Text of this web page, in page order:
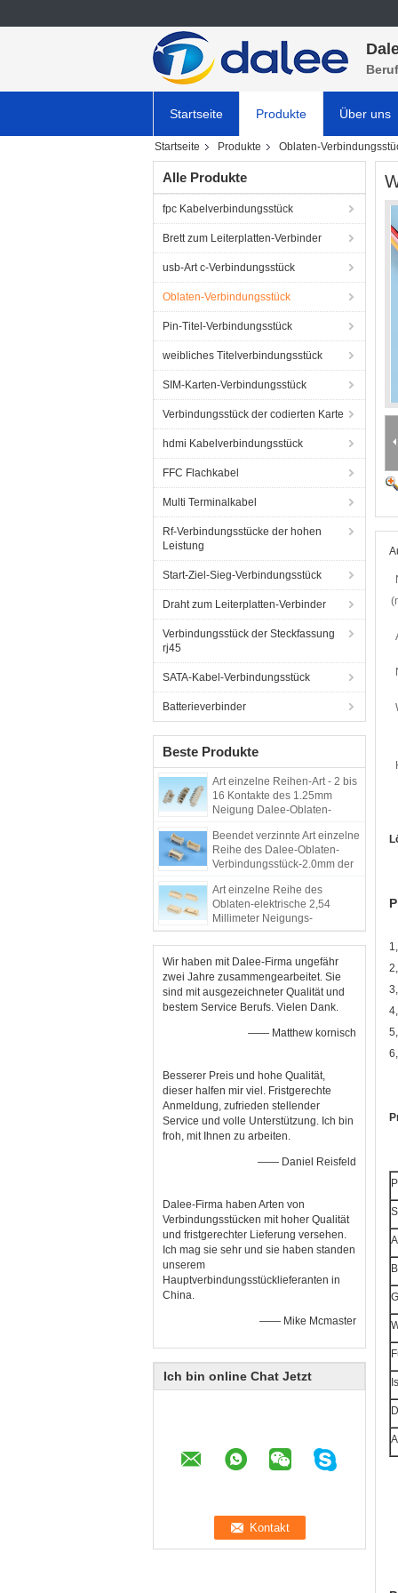
Startseite Produkte Über uns
Startseite Produkte Oblaten-
Alle Produkte
fpc Kabelverbindungsstück
Brett zum Leiterplatten-Verbinder
usb-Art c-Verbindungsstück
Oblaten-Verbindungsstück
Pin-Titel-Verbindungsstück
weibliches Titelverbindungsstück
SIM-Karten-Verbindungsstück
Verbindungsstück der codierten Karte
hdmi Kabelverbindungsstück
FFC Flachkabel
Multi Terminalkabel
Rf-Verbindungsstücke der hohen
Leistung
Start-Ziel-Sieg-Verbindungsstück
Draht zum Leiterplatten-Verbinder
Verbindungsstück der Steckfassung
rj45
SATA-Kabel-Verbindungsstück
Batterieverbinder
Beste Produkte
Art einzelne Reihen-Art - 2 bis
16 Kontakte des 1.25mm
Neigung Dalee-Oblaten-
Beendet verzinnte Art einzelne
Reihe des Dalee-Oblaten-
Verbindungsstück-2.0mm der
Art einzelne Reihe des
Oblaten-elektrische 2,54
Millimeter Neigungs-
Verbindungsstück-AB beendet
verzinnt
Wir haben mit Dalee-Firma ungefähr
zwei Jahre zusammengearbeitet. Sie
sind mit ausgezeichneter Qualität und
bestem Service Berufs. Vielen Dank.
—— Matthew kornisch
Besserer Preis und hohe Qualität,
dieser halfen mir viel. Fristgerechte
Anmeldung, zufrieden stellender
Service und volle Unterstützung. Ich bin
froh, mit Ihnen zu arbeiten.
—— Daniel Reisfeld
Dalee-Firma haben Arten von
Verbindungsstücken mit hoher Qualität
und fristgerechter Lieferung versehen.
Ich mag sie sehr und sie haben standen
unserem
Hauptverbindungsstücklieferanten in
China.
—— Mike Mcmaster
Ich bin online Chat Jetzt